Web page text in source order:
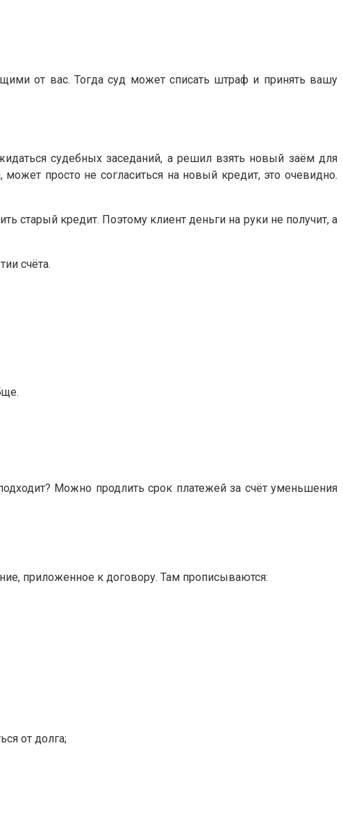
от вас. Тогда суд может списать штраф и принять вашу
судебных заседаний, а решил взять новый заём для
просто не согласиться на новый кредит, это очевидно.
старый кредит. Поэтому клиент деньги на руки не получит, а
счёта.
Можно продлить срок платежей за счёт уменьшения
приложенное к договору. Там прописываются:
от долга;